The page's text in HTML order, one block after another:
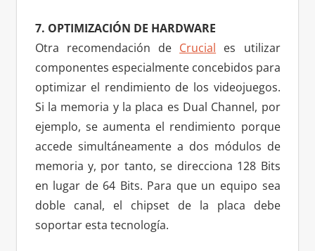
7. OPTIMIZACIÓN DE HARDWARE
Otra recomendación de Crucial es utilizar
componentes especialmente concebidos para
optimizar el rendimiento de los videojuegos.
Si la memoria y la placa es Dual Channel, por
ejemplo, se aumenta el rendimiento porque
accede simultáneamente a dos módulos de
memoria y, por tanto, se direcciona 128 Bits
en lugar de 64 Bits. Para que un equipo sea
doble canal, el chipset de la placa debe
soportar esta tecnología.